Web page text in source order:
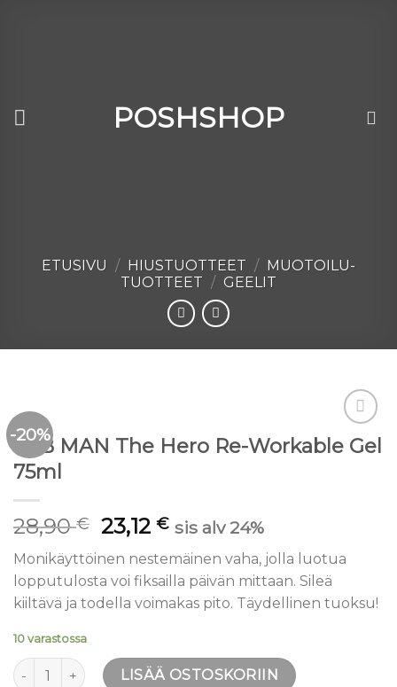
POSHSHOP
ETUSIVU / HIUSTUOTTEET / MUOTOILU­
TUOTTEET / GEELIT
-20%
Lisää
toivelistaan
SEB MAN The Hero Re-Workable Gel
75ml
28,90€ 23,12€ sis alv 24%
Monikäyttöinen nestemäinen vaha, jolla luotua
lopputulosta voi fiksailla päivän mittaan. Sileä
kiiltävä ja todella voimakas pito. Täydellinen tuoksu!
10 varastossa
SEB MAN The Hero Re-Workable Gel 75ml määrä
LISÄÄ OSTOSKORIIN